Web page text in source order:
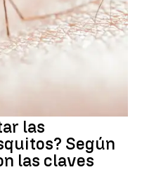
las
Según
las claves